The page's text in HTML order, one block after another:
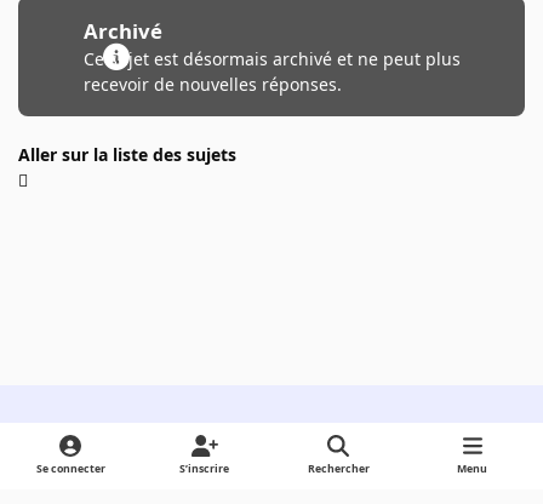
Archivé
Ce sujet est désormais archivé et ne peut plus
recevoir de nouvelles réponses.
Aller sur la liste des sujets
Light ModeDark ModeSystem Preference
Se connecter S’inscrire Rechercher Menu